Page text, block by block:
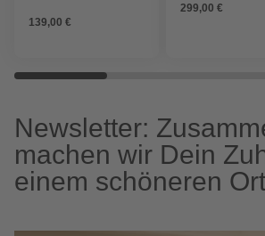
139,00 €
299,00 €
Newsletter:
machen wir Dein
einem schöneren